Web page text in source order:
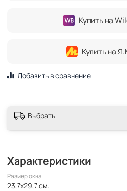
Купить на
Купить на
Добавить в сравнение
Выбрать
Характеристики
Размер окна
23,7x29,7 см.